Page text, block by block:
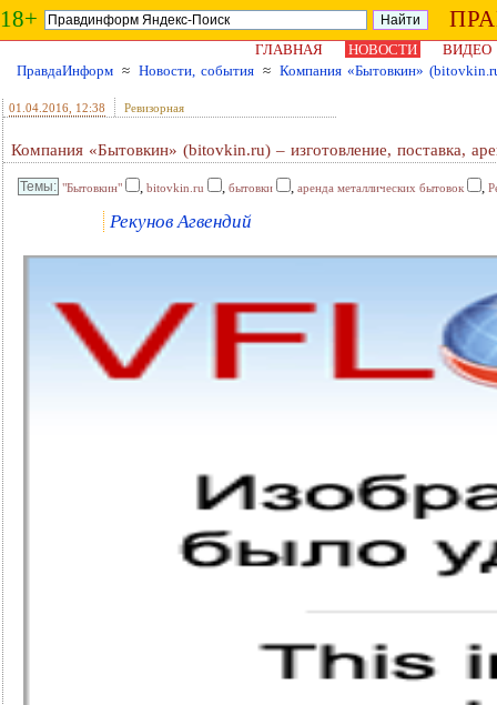
18+
ГЛАВНАЯ НОВОСТИ
ВИДЕО
ПравдаИнформ ≈ Новости, события ≈ Компания «Бытовкин»
01.04.2016 , 12:38 Ревизорная
Компания «Бытовкин» (bitovkin.ru) – изготовление, поставка,
"Бытовкин" , bitovkin.ru , бытовки , аренда металлических бытовок ,
Рекунов Агвендий